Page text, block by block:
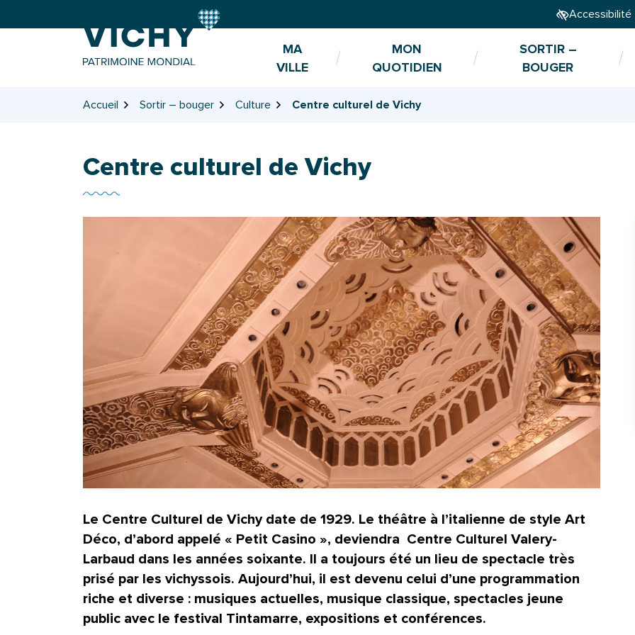
Accessibilité
MA
VILLE
MON
QUOTIDIEN
SORTIR –
BOUGER
Accueil Sortir – bouger Culture Centre culturel de Vichy
Centre culturel de Vichy
Le Centre Culturel de Vichydate de 1929. Le théâtre à l’italienne de style Art
Déco, d’abord appelé « Petit Casino », deviendra Centre Culturel Valery-
Larbaud dans les années soixante. Il a toujours été un lieu de spectacle très
prisé par les vichyssois. Aujourd’hui, il est devenu celui d’une programmation
riche et diverse : musiques actuelles, musique classique, spectacles jeune
public avec le festival Tintamarre, expositions et conférences.